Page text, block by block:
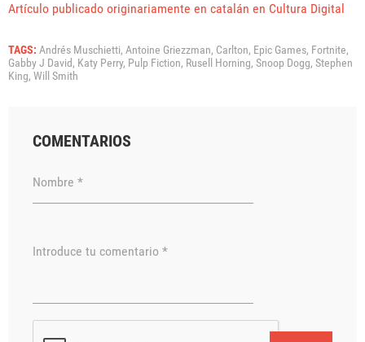
Artículo publicado originariamente en catalán en Cultura Digital
TAGS: Andrés Muschietti, Antoine Griezzman, Carlton, Epic Games, Fortnite,
Gabby J David, Katy Perry, Pulp Fiction, Rusell Horning, Snoop Dogg, Stephen
King, Will Smith
COMENTARIOS
Nombre *
Introduce tu comentario *